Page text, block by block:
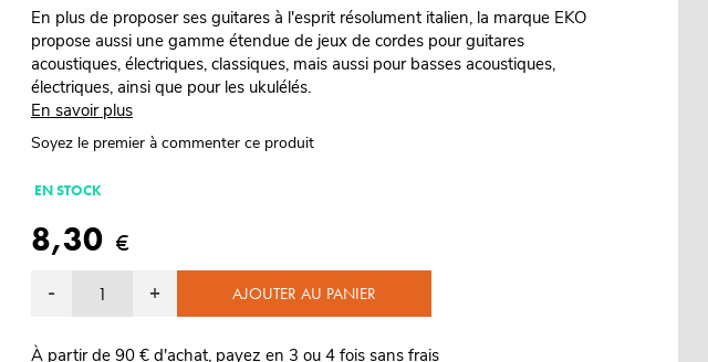
En plus de proposer ses guitares à l'esprit résolument italien, la marque EKO
propose aussi une gamme étendue de jeux de cordes pour guitares
acoustiques, électriques, classiques, mais aussi pour basses acoustiques,
électriques, ainsi que pour les ukulélés.
En savoir plus
Soyez le premier à commenter ce produit
EN STOCK
8,30 €
- + AJOUTER AU PANIER
À partir de 90 € d'achat, payez en 3 ou 4 fois sans frais